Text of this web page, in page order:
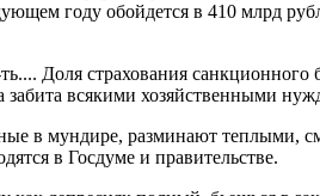
году обойдется в 410 млрд
Доля страхования
забита всякими хозяйственными
в мундире, разминают
в Госдуме и правительстве.